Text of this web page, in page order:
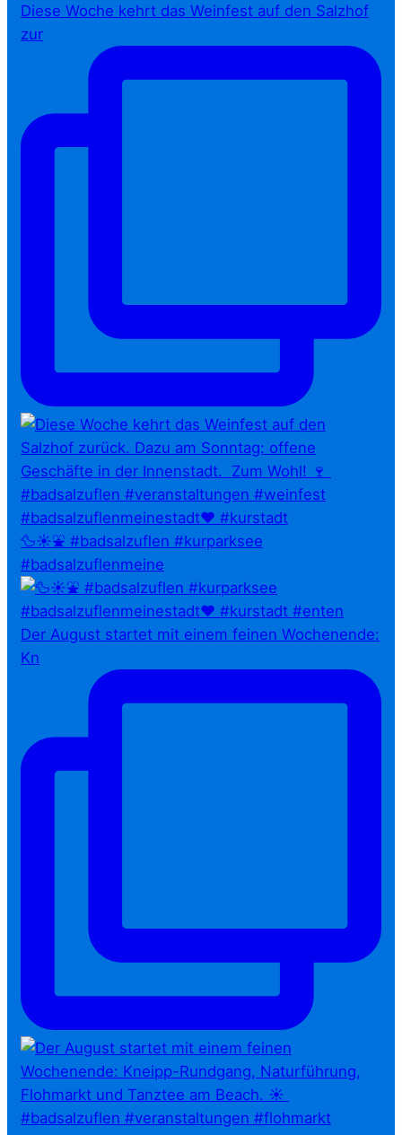
Diese Woche kehrt das Weinfest auf den Salzhof
zur
🦆☀️⛲ #badsalzuflen #kurparksee
#badsalzuflenmeine
Der August startet mit einem feinen Wochenende:
Kn